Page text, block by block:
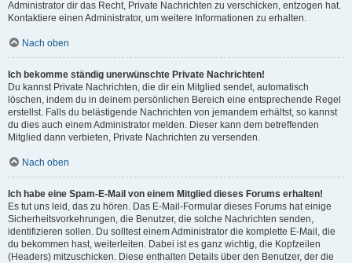
Administrator dir das Recht, Private Nachrichten zu verschicken, entzogen hat.
Kontaktiere einen Administrator, um weitere Informationen zu erhalten.
Nach oben
Ich bekomme ständig unerwünschte Private Nachrichten!
Du kannst Private Nachrichten, die dir ein Mitglied sendet, automatisch
löschen, indem du in deinem persönlichen Bereich eine entsprechende Regel
erstellst. Falls du belästigende Nachrichten von jemandem erhältst, so kannst
du dies auch einem Administrator melden. Dieser kann dem betreffenden
Mitglied dann verbieten, Private Nachrichten zu versenden.
Nach oben
Ich habe eine Spam-E-Mail von einem Mitglied dieses Forums erhalten!
Es tut uns leid, das zu hören. Das E-Mail-Formular dieses Forums hat einige
Sicherheitsvorkehrungen, die Benutzer, die solche Nachrichten senden,
identifizieren sollen. Du solltest einem Administrator die komplette E-Mail, die
du bekommen hast, weiterleiten. Dabei ist es ganz wichtig, die Kopfzeilen
(Headers) mitzuschicken. Diese enthalten Details über den Benutzer, der die